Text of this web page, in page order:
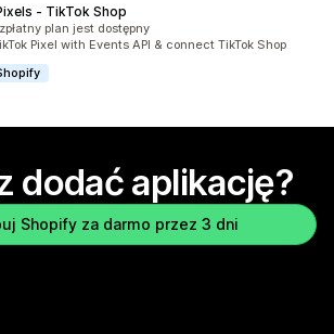
‑ TikTok Shop
14
plan jest dostępny
Pixel with Events API & connect TikTok Shop
dodać aplikację?
Shopify za darmo przez 3 dni